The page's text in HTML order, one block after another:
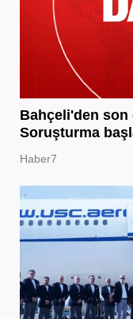
Bahçeli'den son
Soruşturma
Haber7